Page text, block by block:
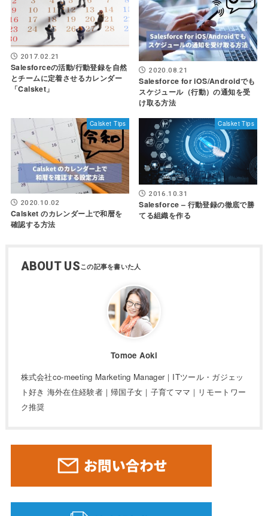
2017.02.21
Salesforceの活動/行動登録を自然
とチームに定着させるカレンダー
「Calsket」
2020.08.21
Salesforce for iOS/Androidでも
スケジュール（行動）の通知を受
け取る方法
Calsket Tips
2020.10.02
Calsket のカレンダー上で和暦を
確認する方法
Calsket Tips
2016.10.31
Salesforce – 行動登録の徹底で勝
てる組織を作る
ABOUT US
Tomoe Aoki
株式会社co-meeting Marketing Manager｜ITツール・ガジェッ
ト好き 海外在住経験者｜帰国子女｜子育てママ｜リモートワー
ク推奨